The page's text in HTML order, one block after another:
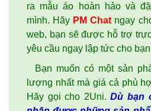
ra mẫu áo hoàn hảo và
mình. Hãy PM Chat ngay
web, bạn sẽ được hỗ trợ
yêu cầu ngay lập tức cho
Bạn muốn có một sản
lượng nhất mà giá cả phù
Hãy gọi cho 2Uni.Dù bạn